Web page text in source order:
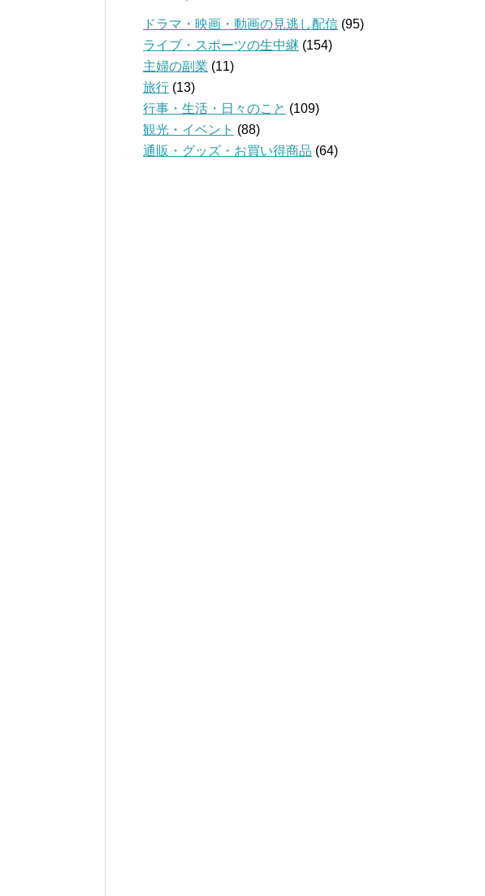
ドラマ・映画・動画の見逃し配信 (95)
ライブ・スポーツの生中継 (154)
主婦の副業 (11)
旅行 (13)
行事・生活・日々のこと (109)
観光・イベント (88)
通販・グッズ・お買い得商品 (64)